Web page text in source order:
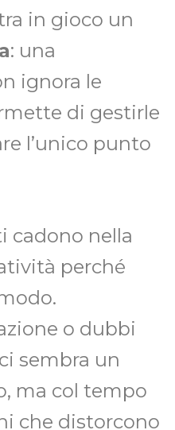
in gioco un
: una
ignora le
di gestirle
l’unico punto
cadono nella
perché
o dubbi
sembra un
ma col tempo
che distorcono